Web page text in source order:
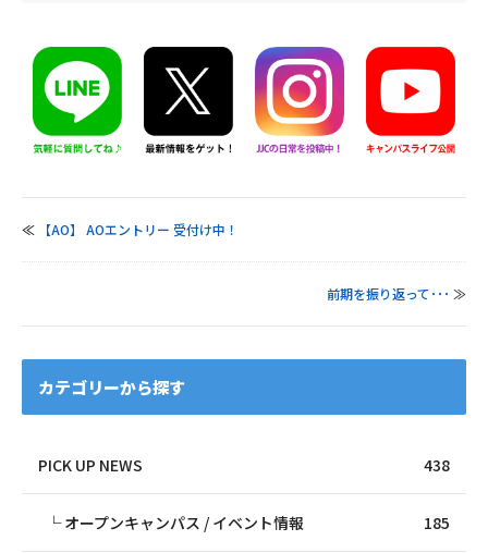
≪ 【AO】 AOエントリー 受付け中！
前期を振り返って･･･ ≫
カテゴリーから探す
PICK UP NEWS 438
オープンキャンパス / イベント情報 185